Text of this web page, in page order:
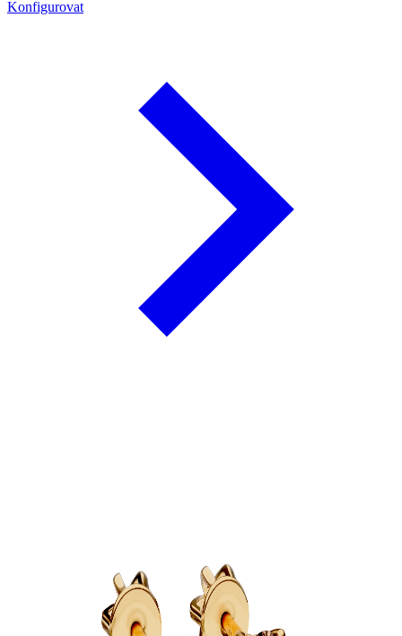
Konfigurovat